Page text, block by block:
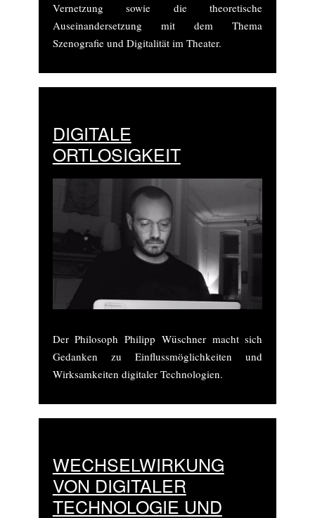
Vernetzung sowie die theoretische
Auseinandersetzung mit dem Thema
Szenografie und Digitalität im Theater.
DIGITALE
ORTLOSIGKEIT
Der Philosoph Philipp Wüschner macht sich
Gedanken zu Einflussmöglichkeiten und
Wirksamkeiten digitaler Technologien.
WECHSELWIRKUNG
VON DIGITALER
TECHNOLOGIE UND